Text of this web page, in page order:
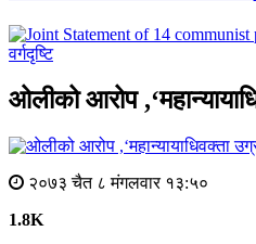
वर्गदृष्टि
ओलीको आरोप
२०७३ चैत ८ मंगलवार १३:५०
1.8K